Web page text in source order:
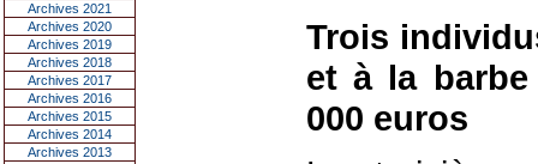
Archives 2021
Archives 2020
Archives 2019
Archives 2018
Archives 2017
Archives 2016
Archives 2015
Archives 2014
Archives 2013
Trois
et à la
000 euros